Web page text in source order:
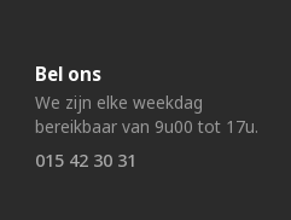
Bel ons
We zijn elke weekdag
bereikbaar van 9u00 tot 17u.
015 42 30 31